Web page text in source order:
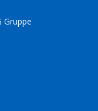
Gruppe